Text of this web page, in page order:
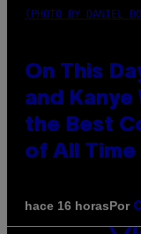
(PHOTO BY DANIEL
On This
and
the Best
of All Time
hace 16 horasPor